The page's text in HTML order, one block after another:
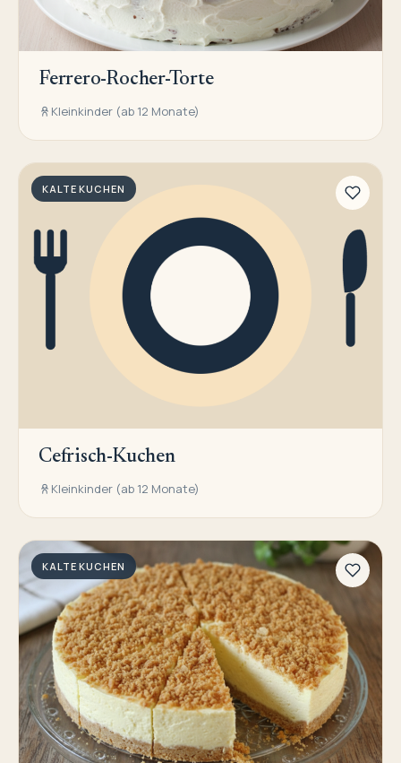
Ferrero-Rocher-Torte
Kleinkinder (ab 12 Monate)
KALTE KUCHEN
Cefrisch-Kuchen
Kleinkinder (ab 12 Monate)
KALTE KUCHEN